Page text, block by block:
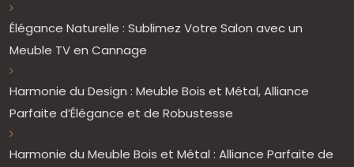
Élégance Naturelle : Sublimez Votre Salon avec un
Meuble TV en Cannage
Harmonie du Design : Meuble Bois et Métal, Alliance
Parfaite d’Élégance et de Robustesse
Harmonie du Meuble Bois et Métal : Alliance Parfaite de